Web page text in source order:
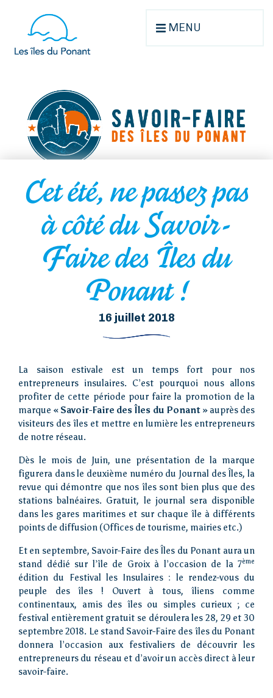
MENU
Cet été, ne passez pas
à côté du Savoir-
Faire des Îles du
Ponant !
16 juillet 2018
La saison estivale est un temps fort pour nos
entrepreneurs insulaires. C’est pourquoi nous allons
profiter de cette période pour faire la promotion de la
marque « Savoir-Faire des Îles du Ponant »auprès des
visiteurs des îles et mettre en lumière les entrepreneurs
de notre réseau.
Dès le mois de Juin, une présentation de la marque
figurera dans le deuxième numéro du Journal des Îles, la
revue qui démontre que nos îles sont bien plus que des
stations balnéaires. Gratuit, le journal sera disponible
dans les gares maritimes et sur chaque île à différents
points de diffusion (Offices de tourisme, mairies etc.)
Et en septembre, Savoir-Faire des Îles du Ponant aura un
stand dédié sur l’île de Groix à l’occasion de la 7ème
édition du Festival les Insulaires : le rendez-vous du
peuple des îles ! Ouvert à tous, îliens comme
continentaux, amis des îles ou simples curieux ; ce
festival entièrement gratuit se déroulera les 28, 29 et 30
septembre 2018. Le stand Savoir-Faire des îles du Ponant
donnera l’occasion aux festivaliers de découvrir les
entrepreneurs du réseau et d’avoir un accès direct à leur
savoir-faire.